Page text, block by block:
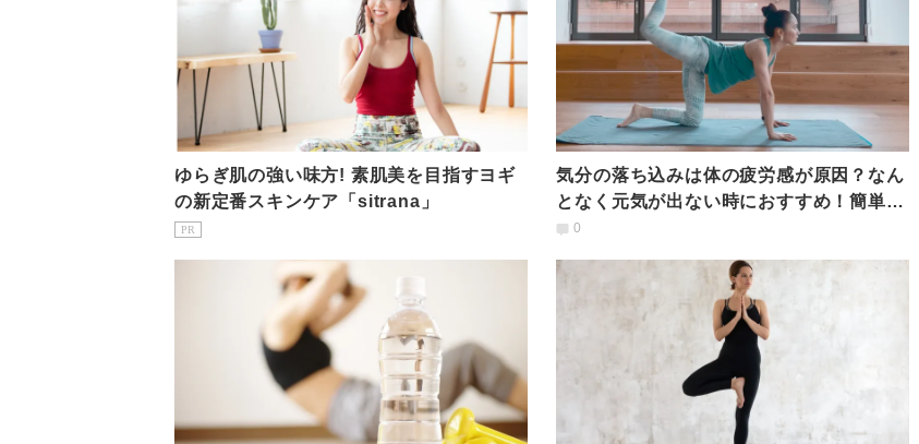
ゆらぎ肌の強い味方! 素肌美を目指すヨギ
の新定番スキンケア「sitrana」
PR
気分の落ち込みは体の疲労感が原因？なん
となく元気が出ない時におすすめ！簡単15
分ヨガ動画
0